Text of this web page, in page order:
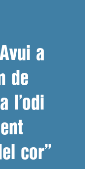
a
de
l’odi
cor”